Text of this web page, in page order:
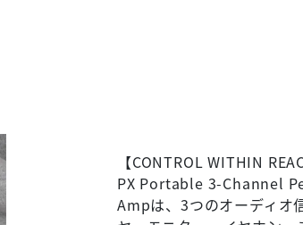
【CONTROL WITHIN
PX Portable 3-Channel
Ampは、3つのオーディオ